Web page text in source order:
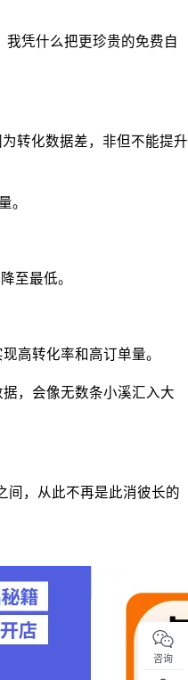
凭什么把更珍贵的免费自
转化数据差，非但不能提升
。
至最低。
高转化率和高订单量。
，会像无数条小溪汇入大
间，从此不再是此消彼长的
咨询